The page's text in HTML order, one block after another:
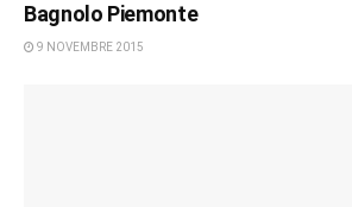
Bagnolo Piemonte
9 NOVEMBRE 2015